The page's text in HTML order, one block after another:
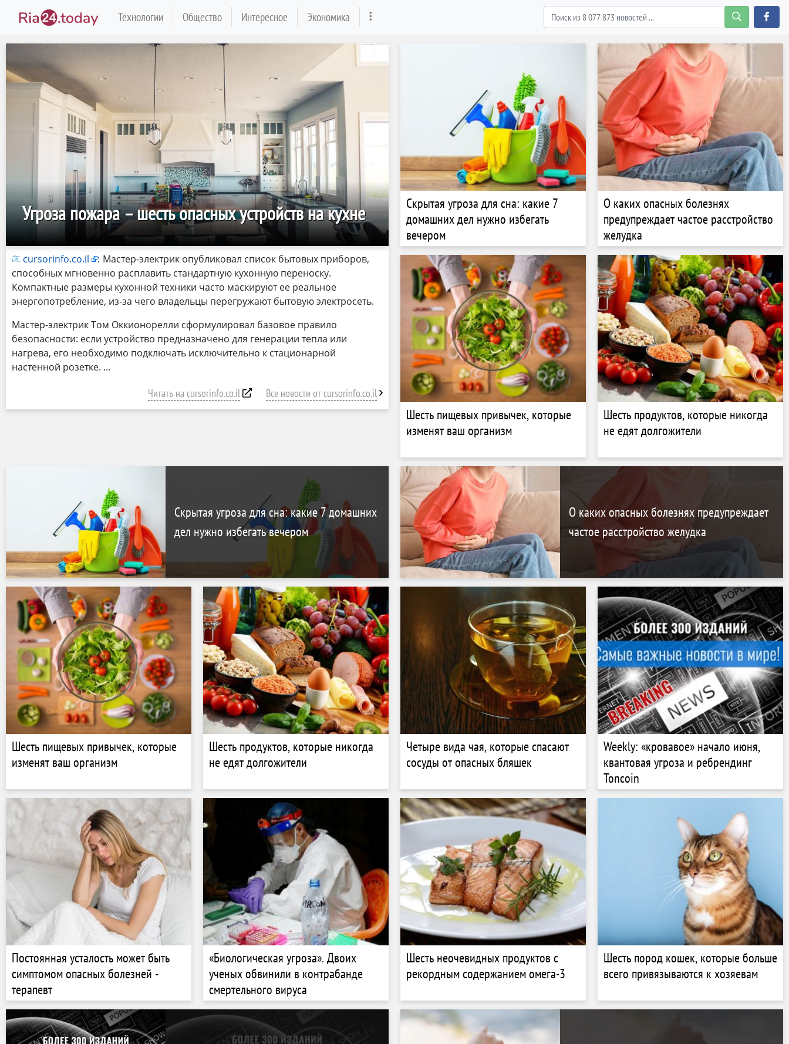
Технологии Общество Интересное Экономика
Угроза пожара – шесть опасных устройств на кухне
cursorinfo.co.il : Мастер-электрик опубликовал список бытовых приборов,
способных мгновенно расплавить стандартную кухонную переноску.
Компактные размеры кухонной техники часто маскируют ее реальное
энергопотребление, из-за чего владельцы перегружают бытовую электросеть.
Мастер-электрик Том Оккионорелли сформулировал базовое правило
безопасности: если устройство предназначено для генерации тепла или
нагрева, его необходимо подключать исключительно к стационарной
настенной розетке.
Читать на cursorinfo.co.il Все новости от cursorinfo.co.il
Скрытая угроза для сна: какие 7
домашних дел нужно избегать
вечером
О каких опасных болезнях
предупреждает частое расстройство
желудка
Шесть пищевых привычек, которые
изменят ваш организм
Шесть продуктов, которые никогда
не едят долгожители
Скрытая угроза для сна: какие 7 домашних
дел нужно избегать вечером
О каких опасных болезнях предупреждает
частое расстройство желудка
Шесть пищевых привычек, которые
изменят ваш организм
Шесть продуктов, которые никогда
не едят долгожители
Четыре вида чая, которые спасают
сосуды от опасных бляшек
Weekly: «кровавое» начало июня,
квантовая угроза и ребрендинг
Toncoin
Постоянная усталость может быть
симптомом опасных болезней -
терапевт
«Биологическая угроза». Двоих
ученых обвинили в контрабанде
смертельного вируса
Шесть неочевидных продуктов с
рекордным содержанием омега-3
Шесть пород кошек, которые больше
всего привязываются к хозяевам